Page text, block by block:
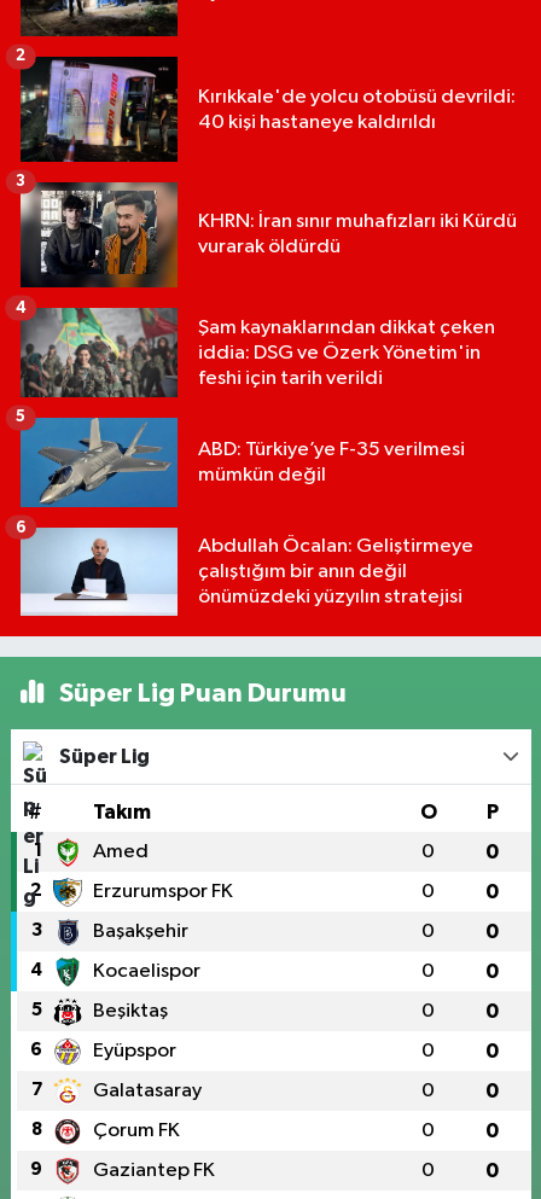
Kırıkkale'de yolcu otobüsü devrildi:
40 kişi hastaneye kaldırıldı
2
KHRN: İran sınır muhafızları iki Kürdü
vurarak öldürdü
3
Şam kaynaklarından dikkat çeken
iddia: DSG ve Özerk Yönetim'in
feshi için tarih verildi
4
ABD: Türkiye’ye F-35 verilmesi
mümkün değil
5
Abdullah Öcalan: Geliştirmeye
çalıştığım bir anın değil
önümüzdeki yüzyılın stratejisi
6
Süper Lig Puan Durumu
Süper Lig
# Takım O P
1 Amed 0 0
2 Erzurumspor FK 0 0
3 Başakşehir 0 0
4 Kocaelispor 0 0
5 Beşiktaş 0 0
6 Eyüpspor 0 0
7 Galatasaray 0 0
8 Çorum FK 0 0
9 Gaziantep FK 0 0